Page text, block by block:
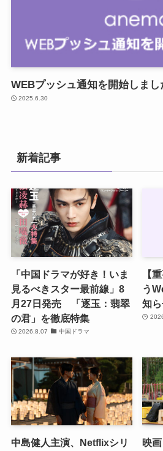
WEBプッシュ通知を開始しまし
2025.6.30
新着記事
「中国ドラマが好き！いま
見るべきスター最前線」8
月27日発売 「逐玉：翡翠
の君」を徹底特集
2026.8.07 中国ドラマ
【
う
知
中島健人主演、Netflixシリ 映